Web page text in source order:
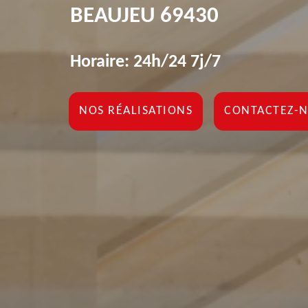
BEAUJEU 69430
Horaire: 24h/24 7j/7
NOS RÉALISATIONS CONTACTEZ-